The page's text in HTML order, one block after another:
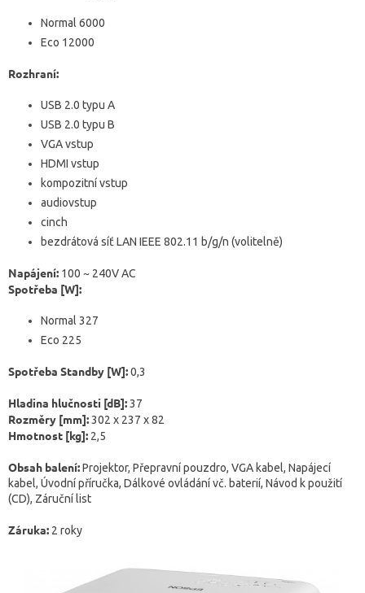
Normal 6000
Eco 12000
Rozhraní:
USB 2.0 typu A
USB 2.0 typu B
VGA vstup
HDMI vstup
kompozitní vstup
audiovstup
cinch
bezdrátová síť LAN IEEE 802.11 b/g/n (volitelně)
Napájení: 100 ~ 240V AC
Spotřeba [W]:
Normal 327
Eco 225
Spotřeba Standby [W]:0,3
Hladina hlučnosti [dB]:37
Rozměry [mm]:302 x 237 x 82
Hmotnost [kg]: 2,5
Obsah balení:Projektor, Přepravní pouzdro, VGA kabel, Napájecí
kabel, Úvodní příručka, Dálkové ovládání vč. baterií, Návod k použití
(CD), Záruční list
Záruka: 2 roky